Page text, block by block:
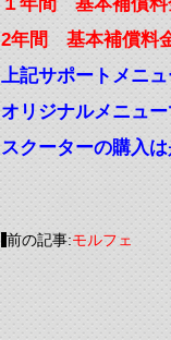
2年間 基本補償料
上記サポートメニ
オリジナルメニュ
スクーターの購入
前の記事:モルフェ